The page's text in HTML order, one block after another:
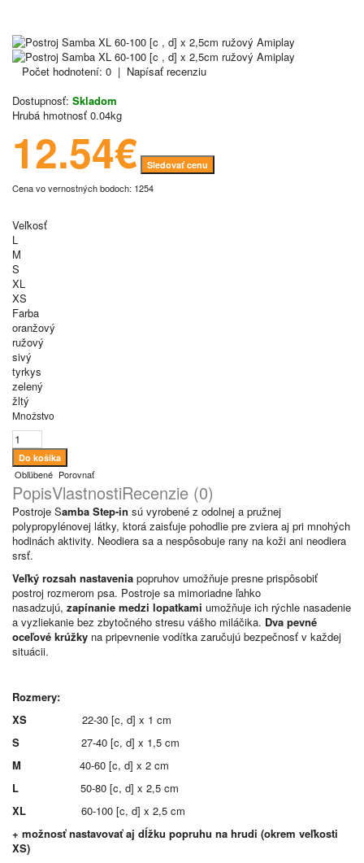
Počet hodnotení: 0 | Napísať recenziu
Dostupnosť: Skladom
Hrubá hmotnosť 0.04kg
12.54€ Sledovať cenu
Cena vo vernostných bodoch: 1254
Veľkosť
L
M
S
XL
XS
Farba
oranžový
ružový
sivý
tyrkys
zelený
žltý
Množstvo
Obľúbené Porovnať
PopisVlastnostiRecenzie (0)
Postroje Samba Step-in sú vyrobené z odolnej a pružnej
polypropylénovej látky, ktorá zaisťuje pohodlie pre zviera aj pri mnohých
hodinách aktivity. Neodiera sa a nespôsobuje rany na koži ani neodiera
srsť.
Veľký rozsah nastavenia popruhov umožňuje presne prispôsobiť
postroj rozmerom psa. Postroje sa mimoriadne ľahko
nasadzujú, zapínanie medzi lopatkami umožňuje ich rýchle nasadenie
a vyzliekanie bez zbytočného stresu vášho miláčika. Dva pevné
oceľové krúžky na pripevnenie vodítka zaručujú bezpečnosť v každej
situácii.
Rozmery:
XS 22-30 [c, d] x 1 cm
S
27-40 [c, d] x 1,5 cm
M
40-60 [c, d] x 2 cm
L
50-80 [c, d] x 2,5 cm
XL 60-100 [c, d] x 2,5 cm
+ možnosť nastavovať aj dĺžku popruhu na hrudi (okrem veľkosti
XS)